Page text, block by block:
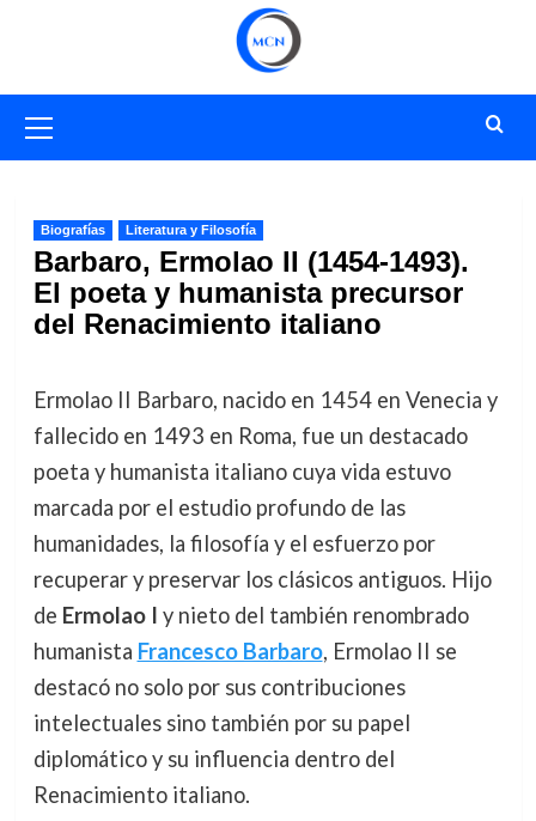
primario
Biografías Literatura y Filosofía
Barbaro, Ermolao II (1454-1493).
El poeta y humanista precursor
del Renacimiento italiano
Ermolao II Barbaro, nacido en 1454 en Venecia y
fallecido en 1493 en Roma, fue un destacado
poeta y humanista italiano cuya vida estuvo
marcada por el estudio profundo de las
humanidades, la filosofía y el esfuerzo por
recuperar y preservar los clásicos antiguos. Hijo
de Ermolao I y nieto del también renombrado
humanista Francesco Barbaro, Ermolao II se
destacó no solo por sus contribuciones
intelectuales sino también por su papel
diplomático y su influencia dentro del
Renacimiento italiano.